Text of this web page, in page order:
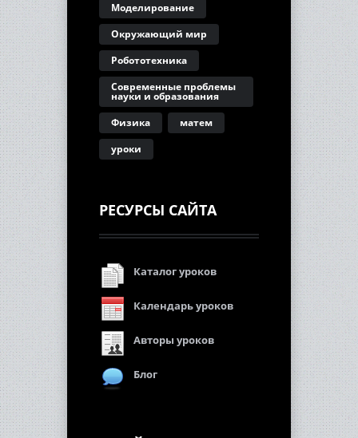
Моделирование
Окружающий мир
Робототехника
Современные проблемы
науки и образования
Физика
матем
уроки
РЕСУРСЫ САЙТА
Каталог уроков
Календарь уроков
Авторы уроков
Блог